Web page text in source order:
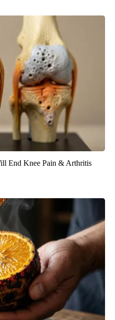
End Knee Pain & Arthritis